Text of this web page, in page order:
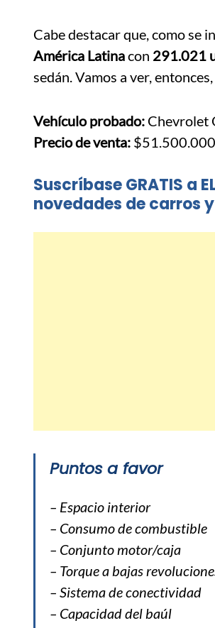
Cabe destacar que, como se
América Latinacon 291.021
sedán. Vamos a ver,
Vehículo probado: Chevrolet
Precio de venta:
Suscríbase GRATIS a
novedades de carros
Puntos a favor
– Espacio interior
– Consumo de combustible
– Conjunto motor/caja
– Torque a bajas
– Sistema de conectividad
– Capacidad del baúl